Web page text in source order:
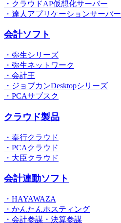
・クラウドAP仮想化サーバー
・達人アプリケーションサーバー
会計ソフト
・弥生シリーズ
・弥生ネットワーク
・会計王
・ジョブカンDesktopシリーズ
・PCAサブスク
クラウド製品
・奉行クラウド
・PCAクラウド
・大臣クラウド
会計連動ソフト
・HAYAWAZA
・かんたんホスティング
・会計参謀・決算参謀